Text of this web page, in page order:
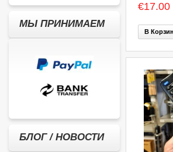
МЫ ПРИНИМАЕМ
БЛОГ / НОВОСТИ
€17.00
В